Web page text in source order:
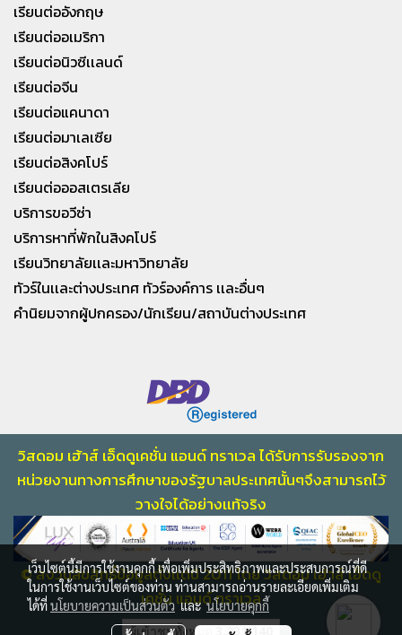
เรียนต่ออังกฤษ
เรียนต่ออเมริกา
เรียนต่อนิวซีเเลนด์
เรียนต่อจีน
เรียนต่อแคนาดา
เรียนต่อมาเลเซีย
เรียนต่อสิงคโปร์
เรียนต่อออสเตรเลีย
บริการขอวีซ่า
บริการหาที่พักในสิงคโปร์
เรียนวิทยาลัยเเละมหาวิทยาลัย
ทัวร์ในเเละต่างประเทศ ทัวร์องค์การ เเละอื่นๆ
คำนิยมจากผู้ปกครอง/นักเรียน/สถาบันต่างประเทศ
วิสดอม เฮ้าส์ เอ็ดดูเคชั่น แอนด์ ทราเวล ได้รับการรับรองจาก
หน่วยงานทางการศึกษาของรัฐบาลประเทศนั้นๆจึงสามารถไว้
วางใจได้อย่างเเท้จริง
© สงวนลิขสิทธิ์ข้อมูลตั้งเเต่ปี 2011 โดย วิสดอม เฮ้าส์ เอ็ดดู
เคชั่น แอนด์ ทราเวล
ผู้เข้าชมทั้งหมด3,231,140
เว็บไซต์นี้มีการใช้งานคุกกี้ เพื่อเพิ่มประสิทธิภาพและประสบการณ์ที่ดี
ในการใช้งานเว็บไซต์ของท่าน ท่านสามารถอ่านรายละเอียดเพิ่มเติม
ได้ที่นโยบายความเป็นส่วนตัวและนโยบายคุกกี้